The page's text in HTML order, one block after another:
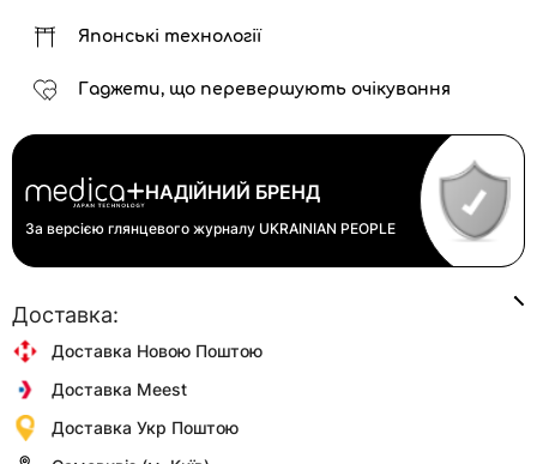
Японські технології
Гаджети, що перевершують очікування
НАДІЙНИЙ БРЕНД
За версією глянцевого журналу UKRAINIAN PEOPLE
Доставка:
Доставка Новою Поштою
Доставка Meest
Доставка Укр Поштою